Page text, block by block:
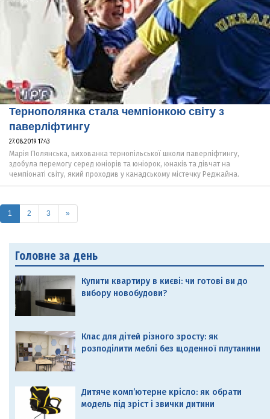
Тернополянка стала чемпіонкою світу з
паверліфтингу
27.08.2019 17:43
Марія Полянська, вихованка тернопільської школи паверліфтингу,
здобула перемогу серед юніорів та юніорок, юнаків та дівчат на
чемпіонаті світу, який проходив у канадському містечку Реджайна.
1 (current)
2 3 »
Головне за день
Купити квартиру в києві: чи готові ви до
вибору новобудови?
Клас для дітей різного зросту: як
розподілити меблі без щоденної плутанини
Дитяче комп’ютерне крісло: як обрати
модель під зріст і звички дитини